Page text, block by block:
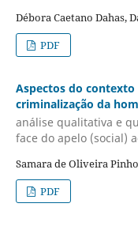
Débora Caetano Dahas,
PDF
Aspectos do
criminalização da
análise qualitativa e
face do apelo (social)
Samara de Oliveira Pinho
PDF